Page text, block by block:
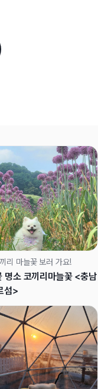
리 마늘꽃 보러 가요!
명소 코끼리마늘꽃 <충남
섬>